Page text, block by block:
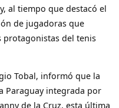
al tiempo que destacó el
de jugadoras que
protagonistas del tenis
Tobal, informó que la
Paraguay integrada por
de la Cruz, esta última